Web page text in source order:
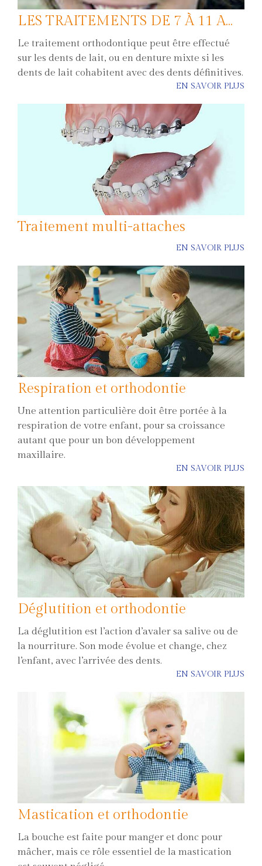
LES TRAITEMENTS DE 7 À 11 ANS
Le traitement orthodontique peut être effectué
sur les dents de lait, ou en denture mixte si les
dents de lait cohabitent avec des dents définitives.
EN SAVOIR PLUS
Traitement multi-attaches
EN SAVOIR PLUS
Respiration et orthodontie
Une attention particulière doit être portée à la
respiration de votre enfant, pour sa croissance
autant que pour un bon développement
maxillaire.
EN SAVOIR PLUS
Déglutition et orthodontie
La déglutition est l’action d’avaler sa salive ou de
la nourriture. Son mode évolue et change, chez
l’enfant, avec l’arrivée des dents.
EN SAVOIR PLUS
Mastication et orthodontie
La bouche est faite pour manger et donc pour
mâcher, mais ce rôle essentiel de la mastication